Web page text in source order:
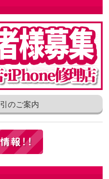
のご案内